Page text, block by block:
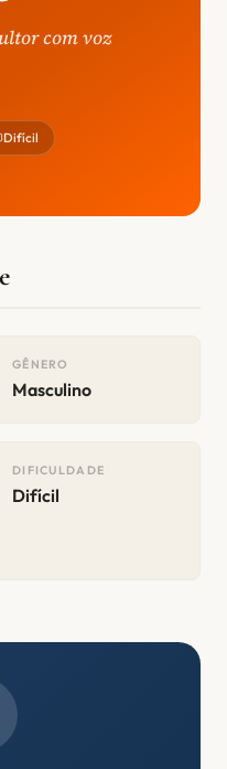
com voz
Difícil
GÊNERO
Masculino
DIFICULDADE
Difícil